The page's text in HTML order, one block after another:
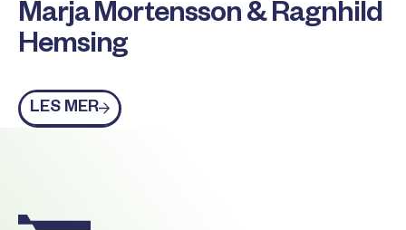
Marja Mortensson & Ragnhild
Hemsing
Les mer
LES MER